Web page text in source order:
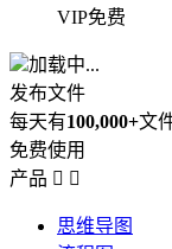
VIP免费
加载中...
发布文件
每天有100,000+文
免费使用
产品  
思维导图